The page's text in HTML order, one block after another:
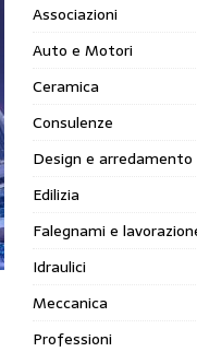
Associazioni
Auto e Motori
Ceramica
Consulenze
Design e arredamento
Edilizia
Falegnami e
Idraulici
Meccanica
Professioni